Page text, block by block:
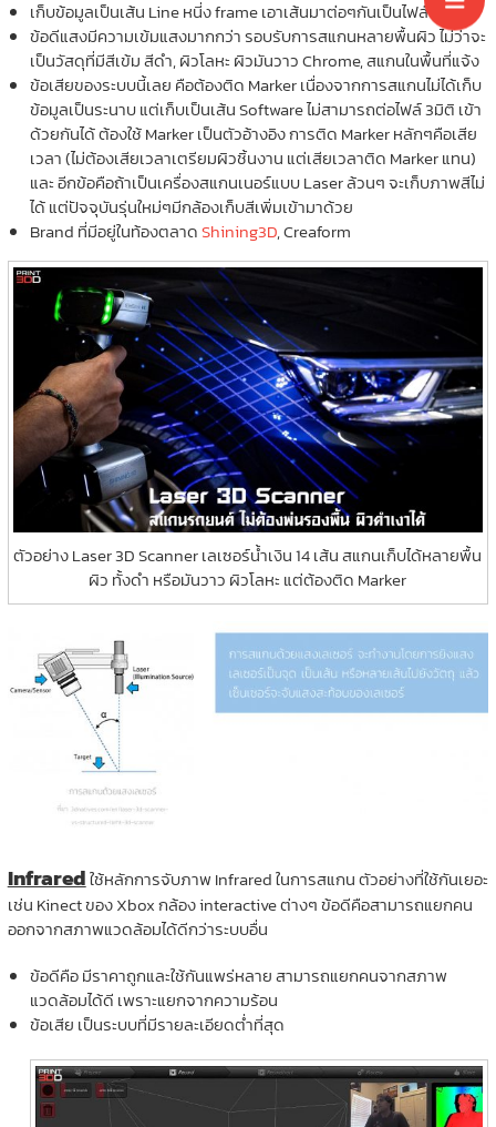
เก็บข้อมูลเป็นเส้น Line หนี่ง frame เอาเส้นมาต่อๆกันเป็นไฟล์ 3มิติ
ข้อดีแสงมีความเข้มแสงมากกว่า รอบรับการสแกนหลายพื้นผิว ไม่ว่าจะ
เป็นวัสดุที่มีสีเข้ม สีดำ, ผิวโลหะ ผิวมันวาว Chrome, สแกนในพื้นที่แจ้ง
ข้อเสียของระบบนี้เลย คือต้องติด Marker เนื่องจากการสแกนไม่ได้เก็บ
ข้อมูลเป็นระนาบ แต่เก็บเป็นเส้น Software ไม่สามารถต่อไฟล์ 3มิติ เข้า
ด้วยกันได้ ต้องใช้ Marker เป็นตัวอ้างอิง การติด Marker หลักๆคือเสีย
เวลา (ไม่ต้องเสียเวลาเตรียมผิวชิ้นงาน แต่เสียเวลาติด Marker แทน)
และ อีกข้อคือถ้าเป็นเครื่องสแกนเนอร์แบบ Laser ล้วนๆ จะเก็บภาพสีไม่
ได้ แต่ปัจจุบันรุ่นใหม่ๆมีกล้องเก็บสีเพิ่มเข้ามาด้วย
Brand ที่มีอยู่ในท้องตลาดShining3D, Creaform
ตัวอย่าง Laser 3D Scanner เลเซอร์น้ำเงิน 14 เส้น สแกนเก็บได้หลายพื้น
ผิว ทั้งดำ หรือมันวาว ผิวโลหะ แต่ต้องติด Marker
Infraredใช้หลักการจับภาพ Infrared ในการสแกน ตัวอย่างที่ใช้กันเยอะ
เช่น Kinect ของ Xbox กล้อง interactive ต่างๆ ข้อดีคือสามารถแยกคน
ออกจากสภาพแวดล้อมได้ดีกว่าระบบอื่น
ข้อดีคือ มีราคาถูกและใช้กันแพร่หลาย สามารถแยกคนจากสภาพ
แวดล้อมได้ดี เพราะแยกจากความร้อน
ข้อเสีย เป็นระบบที่มีรายละเอียดต่ำที่สุด